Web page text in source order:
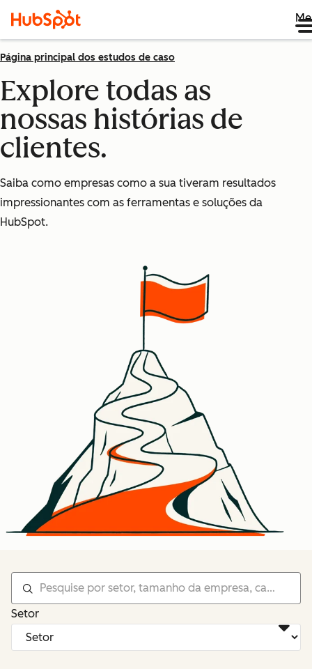
Página principal dos estudos de caso
Explore todas as
nossas histórias de
clientes.
Saiba como empresas como a sua tiveram resultados
impressionantes com as ferramentas e soluções da
HubSpot.
Setor